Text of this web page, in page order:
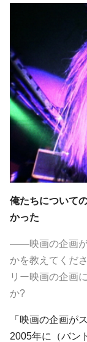
俺たちについて
かった
――映画の企画が
かを教えてくだ
リー映画の企画
か?
「映画の企画が
2005年に（バン